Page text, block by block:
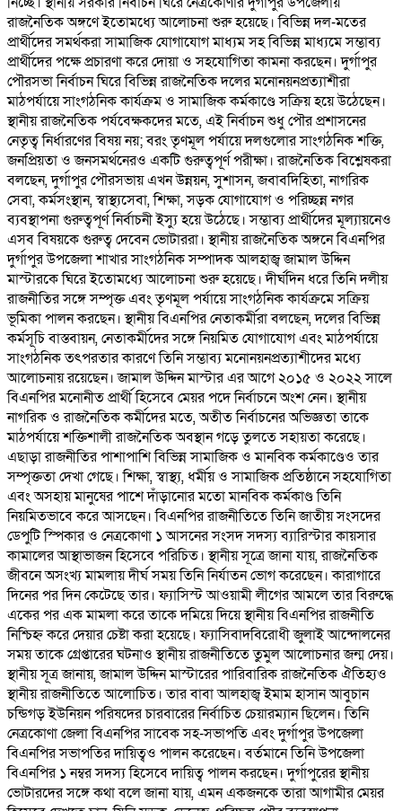
রাজনৈতিক অঙ্গণে ইতোমধ্যে আলোচনা শুরু হয়েছে। বিভিন্ন দল-মতের
প্রার্থীদের সমর্থকরা সামাজিক যোগাযোগ মাধ্যম সহ বিভিন্ন মাধ্যমে সম্ভাব্য
প্রার্থীদের পক্ষে প্রচারণা করে দোয়া ও সহযোগিতা কামনা করছেন। দুর্গাপুর
পৌরসভা নির্বাচন ঘিরে বিভিন্ন রাজনৈতিক দলের মনোনয়নপ্রত্যাশীরা
মাঠপর্যায়ে সাংগঠনিক কার্যক্রম ও সামাজিক কর্মকাণ্ডে সক্রিয় হয়ে উঠেছেন।
স্থানীয় রাজনৈতিক পর্যবেক্ষকদের মতে, এই নির্বাচন শুধু পৌর প্রশাসনের
নেতৃত্ব নির্ধারণের বিষয় নয়; বরং তৃণমূল পর্যায়ে দলগুলোর সাংগঠনিক শক্তি,
জনপ্রিয়তা ও জনসমর্থনেরও একটি গুরুত্বপূর্ণ পরীক্ষা। রাজনৈতিক বিশ্লেষকরা
বলছেন, দুর্গাপুর পৌরসভায় এখন উন্নয়ন, সুশাসন, জবাবদিহিতা, নাগরিক
সেবা, কর্মসংস্থান, স্বাস্থ্যসেবা, শিক্ষা, সড়ক যোগাযোগ ও পরিচ্ছন্ন নগর
ব্যবস্থাপনা গুরুত্বপূর্ণ নির্বাচনী ইস্যু হয়ে উঠেছে। সম্ভাব্য প্রার্থীদের মূল্যায়নেও
এসব বিষয়কে গুরুত্ব দেবেন ভোটাররা। স্থানীয় রাজনৈতিক অঙ্গনে বিএনপির
দুর্গাপুর উপজেলা শাখার সাংগঠনিক সম্পাদক আলহাজ্ব জামাল উদ্দিন
মাস্টারকে ঘিরে ইতোমধ্যে আলোচনা শুরু হয়েছে। দীর্ঘদিন ধরে তিনি দলীয়
রাজনীতির সঙ্গে সম্পৃক্ত এবং তৃণমূল পর্যায়ে সাংগঠনিক কার্যক্রমে সক্রিয়
ভূমিকা পালন করছেন। স্থানীয় বিএনপির নেতাকর্মীরা বলছেন, দলের বিভিন্ন
কর্মসূচি বাস্তবায়ন, নেতাকর্মীদের সঙ্গে নিয়মিত যোগাযোগ এবং মাঠপর্যায়ে
সাংগঠনিক তৎপরতার কারণে তিনি সম্ভাব্য মনোনয়নপ্রত্যাশীদের মধ্যে
আলোচনায় রয়েছেন। জামাল উদ্দিন মাস্টার এর আগে ২০১৫ ও ২০২২ সালে
বিএনপির মনোনীত প্রার্থী হিসেবে মেয়র পদে নির্বাচনে অংশ নেন। স্থানীয়
নাগরিক ও রাজনৈতিক কর্মীদের মতে, অতীত নির্বাচনের অভিজ্ঞতা তাকে
মাঠপর্যায়ে শক্তিশালী রাজনৈতিক অবস্থান গড়ে তুলতে সহায়তা করেছে।
এছাড়া রাজনীতির পাশাপাশি বিভিন্ন সামাজিক ও মানবিক কর্মকাণ্ডেও তার
সম্পৃক্ততা দেখা গেছে। শিক্ষা, স্বাস্থ্য, ধর্মীয় ও সামাজিক প্রতিষ্ঠানে সহযোগিতা
এবং অসহায় মানুষের পাশে দাঁড়ানোর মতো মানবিক কর্মকাণ্ড তিনি
নিয়মিতভাবে করে আসছেন। বিএনপির রাজনীতিতে তিনি জাতীয় সংসদের
ডেপুটি স্পিকার ও নেত্রকোণা ১ আসনের সংসদ সদস্য ব্যারিস্টার কায়সার
কামালের আস্থাভাজন হিসেবে পরিচিত। স্থানীয় সূত্রে জানা যায়, রাজনৈতিক
জীবনে অসংখ্য মামলায় দীর্ঘ সময় তিনি নির্যাতন ভোগ করেছেন। কারাগারে
দিনের পর দিন কেটেছে তার। ফ্যাসিস্ট আওয়ামী লীগের আমলে তার বিরুদ্ধে
একের পর এক মামলা করে তাকে দমিয়ে দিয়ে স্থানীয় বিএনপির রাজনীতি
নিশ্চিহ্ন করে দেয়ার চেষ্টা করা হয়েছে। ফ্যাসিবাদবিরোধী জুলাই আন্দোলনের
সময় তাকে গ্রেপ্তারের ঘটনাও স্থানীয় রাজনীতিতে তুমুল আলোচনার জন্ম দেয়।
স্থানীয় সূত্র জানায়, জামাল উদ্দিন মাস্টারের পারিবারিক রাজনৈতিক ঐতিহ্যও
স্থানীয় রাজনীতিতে আলোচিত। তার বাবা আলহাজ্ব ইমাম হাসান আবুচান
চন্ডিগড় ইউনিয়ন পরিষদের চারবারের নির্বাচিত চেয়ারম্যান ছিলেন। তিনি
নেত্রকোণা জেলা বিএনপির সাবেক সহ-সভাপতি এবং দুর্গাপুর উপজেলা
বিএনপির সভাপতির দায়িত্বও পালন করেছেন। বর্তমানে তিনি উপজেলা
বিএনপির ১ নম্বর সদস্য হিসেবে দায়িত্ব পালন করছেন। দুর্গাপুরের স্থানীয়
ভোটারদের সঙ্গে কথা বলে জানা যায়, এমন একজনকে তারা আগামীর মেয়র